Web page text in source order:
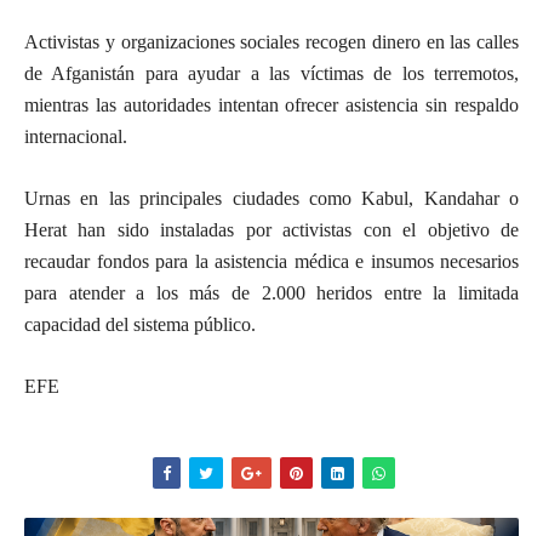
Activistas y organizaciones sociales recogen dinero en las calles
de Afganistán para ayudar a las víctimas de los terremotos,
mientras las autoridades intentan ofrecer asistencia sin respaldo
internacional.
Urnas en las principales ciudades como Kabul, Kandahar o
Herat han sido instaladas por activistas con el objetivo de
recaudar fondos para la asistencia médica e insumos necesarios
para atender a los más de 2.000 heridos entre la limitada
capacidad del sistema público.
EFE